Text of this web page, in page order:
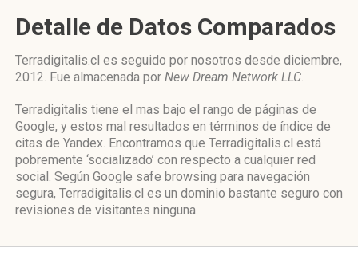
Detalle de Datos Comparados
Terradigitalis.cl es seguido por nosotros desde diciembre,
2012. Fue almacenada por New Dream Network LLC.
Terradigitalis tiene el mas bajo el rango de páginas de
Google, y estos mal resultados en términos de índice de
citas de Yandex. Encontramos que Terradigitalis.cl está
pobremente ‘socializado’ con respecto a cualquier red
social. Según Google safe browsing para navegación
segura, Terradigitalis.cl es un dominio bastante seguro con
revisiones de visitantes ninguna.